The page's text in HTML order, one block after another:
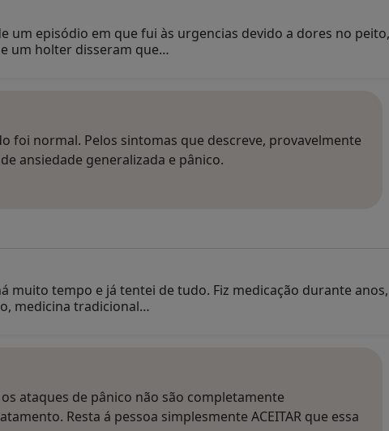
um episódio em que fui às urgencias devido a dores no
um holter disseram que…
foi normal. Pelos sintomas que descreve, provavelmente
ansiedade generalizada e pânico.
muito tempo e já tentei de tudo. Fiz medicação durante
medicina tradicional…
ataques de pânico não são completamente
Resta á pessoa simplesmente ACEITAR que essa